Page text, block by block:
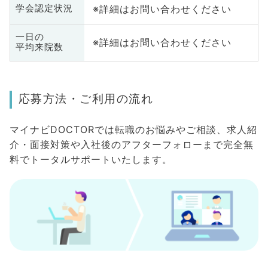
学会認定状況 ※詳細はお問い合わせください
一日の
平均来院数
※詳細はお問い合わせください
応募方法・ご利用の流れ
マイナビDOCTORでは転職のお悩みやご相談、求人紹
介・面接対策や入社後のアフターフォローまで完全無
料でトータルサポートいたします。